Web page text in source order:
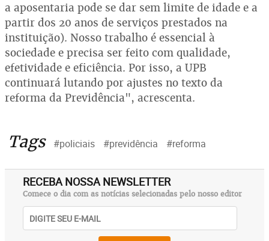
a aposentaria pode se dar sem limite de idade e a
partir dos 20 anos de serviços prestados na
instituição). Nosso trabalho é essencial à
sociedade e precisa ser feito com qualidade,
efetividade e eficiência. Por isso, a UPB
continuará lutando por ajustes no texto da
reforma da Previdência", acrescenta.
Tags #policiais #previdência #reforma
RECEBA NOSSA NEWSLETTER
Comece o dia com as notícias selecionadas pelo nosso editor